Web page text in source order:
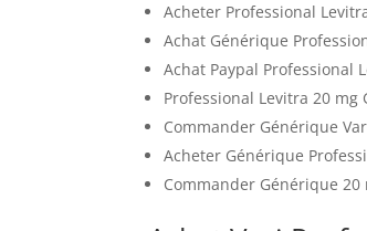
Acheter Professional
Achat Générique
Achat Paypal Professional
Professional Levitra 20 mg
Commander Générique
Acheter Générique
Commander Générique